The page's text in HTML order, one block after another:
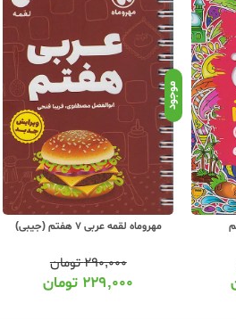
موجود
خیلی سبز شب امتحان عربی 7 هفتم
۹۹,۰۰۰تومان
۸۰,۰۰۰تومان